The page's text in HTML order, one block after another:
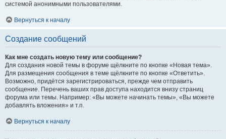
системой анонимными пользователями.
Вернуться к началу
Создание сообщений
Как мне создать новую тему или сообщение?
Для создания новой темы в форуме щёлкните по кнопке «Новая тема».
Для размещения сообщения в теме щёлкните по кнопке «Ответить».
Возможно, придётся зарегистрироваться, прежде чем отправить
сообщение. Перечень ваших прав доступа находится внизу страниц
форума или темы. Например: «Вы можете начинать темы», «Вы можете
добавлять вложения» и т.п.
Вернуться к началу